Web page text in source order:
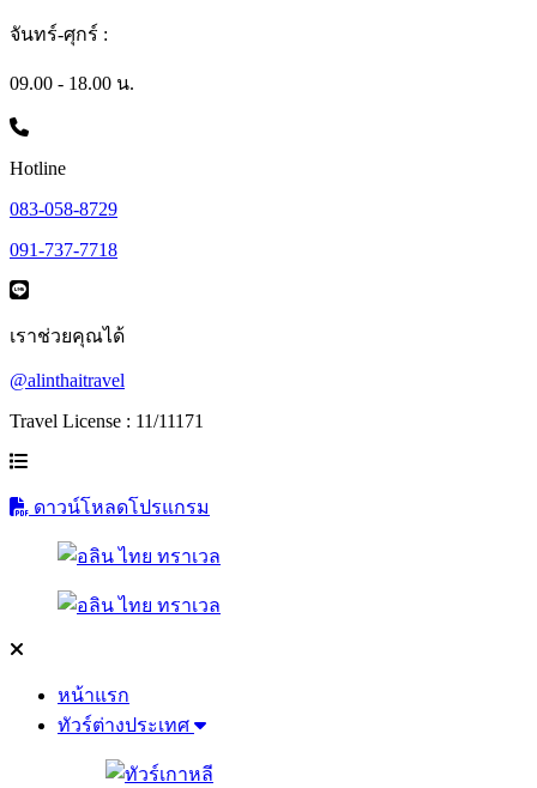
จันทร์-ศุกร์ :
09.00 - 18.00 น.
Hotline
083-058-8729
091-737-7718
เราช่วยคุณได้
@alinthaitravel
Travel License : 11/11171
ดาวน์โหลดโปรแกรม
หน้าแรก
ทัวร์ต่างประเทศ